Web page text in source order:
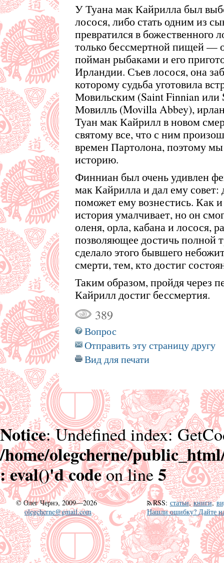
У Туана мак Кайрилла был
лосося, либо стать одним из
превратился в божественного
только бессмертной пищей —
пойман рыбаками и его
Ирландии. Съев лосося, она
которому судьба уготовила
Мовильским (Saint Finnian или
Мовилль (Movilla Abbey),
Туан мак Кайрилл в новом
святому все, что с ним
времен Партолона, поэтому
историю.
Финниан был очень удивлен
мак Кайрилла и дал ему совет:
поможет ему вознестись. Как
история умалчивает, но он
оленя, орла, кабана и лосося,
позволяющее достичь полной
сделало этого бывшего
смерти, тем, кто достиг
Таким образом, пройдя через
Кайрилл достиг бессмертия.
389
Вопрос
Отправить эту страницу другу
Вид для печати
Notice: Undefined index:
/home/olegcherne/
: eval()'d codeon line5
© Олег Чернэ, 2009—2026
olegcherne@gmail.com
RSS: статьи,книги,
Нашли ошибку? Дайте